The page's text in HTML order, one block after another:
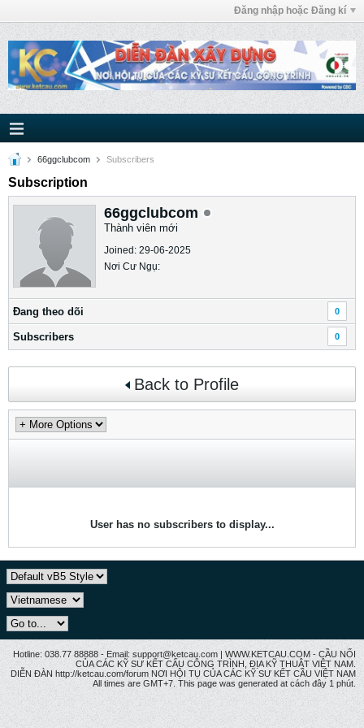
Đăng nhập hoặc Đăng kí
66ggclubcom Subscribers
Subscription
66ggclubcom
Thành viên mới
Joined: 29-06-2025
Nơi Cư Ngụ:
Ðang theo dõi 0
Subscribers 0
Back to Profile
User has no subscribers to display...
Hotline: 038.77 88888 - Email: support@ketcau.com | WWW.KETCAU.COM - CẦU NỐI
CỦA CÁC KỸ SƯ KẾT CẤU CÔNG TRÌNH, ĐỊA KỸ THUẬT VIỆT NAM.
DIỄN ĐÀN http://ketcau.com/forum NƠI HỘI TỤ CỦA CÁC KỸ SƯ KẾT CÂU VIỆT NAM
All times are GMT+7. This page was generated at cách đây 1 phút.